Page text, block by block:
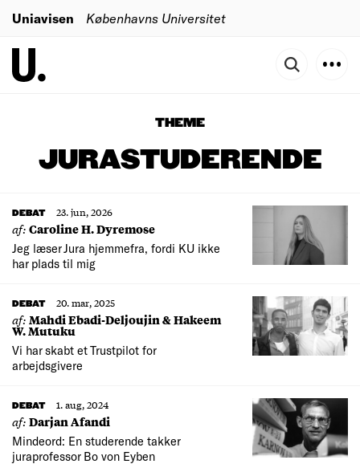
Uniavisen Københavns Universitet
THEME
JURASTUDERENDE
DEBAT 23. jun, 2026
af:Caroline H. Dyremose
Jeg læser Jura hjemmefra, fordi KU ikke
har plads til mig
DEBAT 20. mar, 2025
af:Mahdi Ebadi-Deljoujin & Hakeem
W. Mutuku
Vi har skabt et Trustpilot for
arbejdsgivere
DEBAT 1. aug, 2024
af:Darjan Afandi
Mindeord: En studerende takker
juraprofessor Bo von Eyben